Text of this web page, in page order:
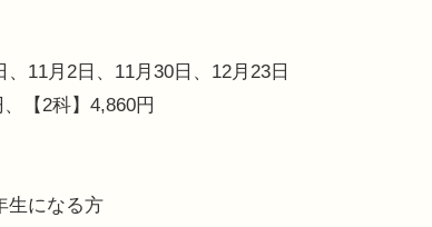
、11月2日、11月30日、12月23日
【2科】4,860円
生になる方